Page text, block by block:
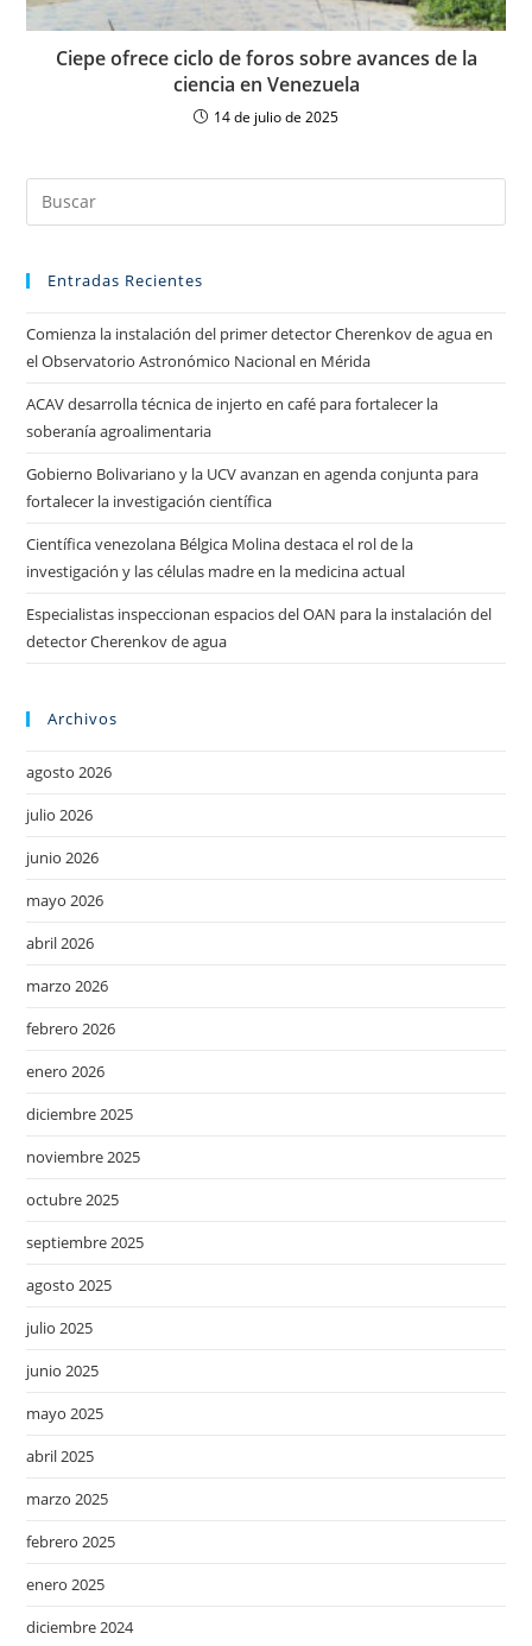
Ciepe ofrece ciclo de foros sobre avances de la
ciencia en Venezuela
14 de julio de 2025
Entradas Recientes
Comienza la instalación del primer detector Cherenkov de agua en
el Observatorio Astronómico Nacional en Mérida
ACAV desarrolla técnica de injerto en café para fortalecer la
soberanía agroalimentaria
Gobierno Bolivariano y la UCV avanzan en agenda conjunta para
fortalecer la investigación científica
Científica venezolana Bélgica Molina destaca el rol de la
investigación y las células madre en la medicina actual
Especialistas inspeccionan espacios del OAN para la instalación del
detector Cherenkov de agua
Archivos
agosto 2026
julio 2026
junio 2026
mayo 2026
abril 2026
marzo 2026
febrero 2026
enero 2026
diciembre 2025
noviembre 2025
octubre 2025
septiembre 2025
agosto 2025
julio 2025
junio 2025
mayo 2025
abril 2025
marzo 2025
febrero 2025
enero 2025
diciembre 2024